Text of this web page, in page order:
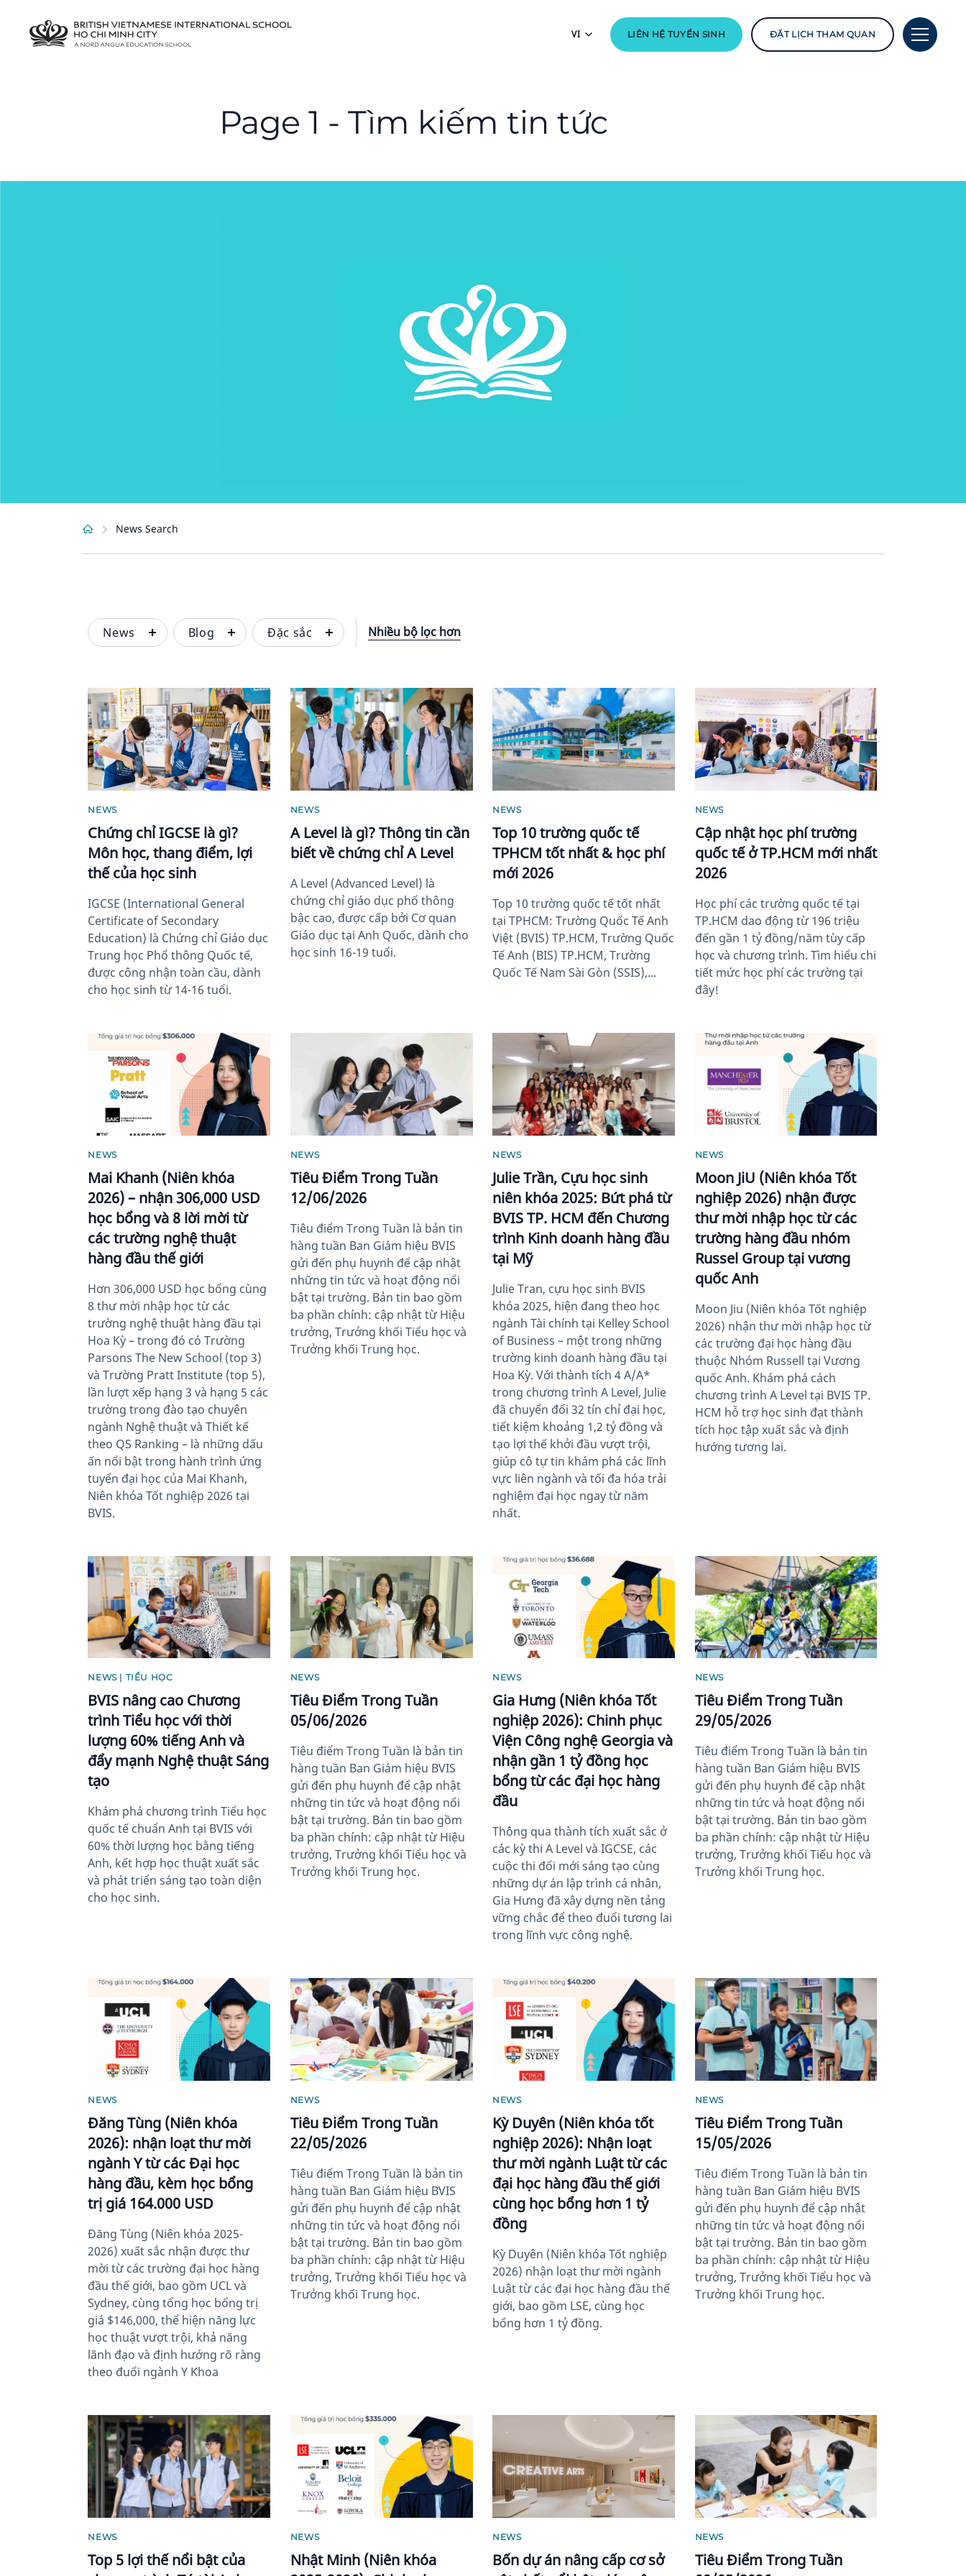
VI LIÊN HỆ TUYỂN SINH ĐẶT LỊCH THAM QUAN
Page 1 - Tìm kiếm tin tức
News Search
News Blog Đặc sắc Nhiều bộ lọc hơn
News image
NEWS
Chứng chỉ IGCSE là gì?
Môn học, thang điểm, lợi
thế của học sinh
IGCSE (International General
Certificate of Secondary
Education) là Chứng chỉ Giáo dục
Trung học Phổ thông Quốc tế,
được công nhận toàn cầu, dành
cho học sinh từ 14-16 tuổi.
News image
NEWS
A Level là gì? Thông tin cần
biết về chứng chỉ A Level
A Level (Advanced Level) là
chứng chỉ giáo dục phổ thông
bậc cao, được cấp bởi Cơ quan
Giáo dục tại Anh Quốc, dành cho
học sinh 16-19 tuổi.
News image
NEWS
Top 10 trường quốc tế
TPHCM tốt nhất & học phí
mới 2026
Top 10 trường quốc tế tốt nhất
tại TPHCM: Trường Quốc Tế Anh
Việt (BVIS) TP.HCM, Trường Quốc
Tế Anh (BIS) TP.HCM, Trường
Quốc Tế Nam Sài Gòn (SSIS),...
News image
NEWS
Cập nhật học phí trường
quốc tế ở TP.HCM mới nhất
2026
Học phí các trường quốc tế tại
TP.HCM dao động từ 196 triệu
đến gần 1 tỷ đồng/năm tùy cấp
học và chương trình. Tìm hiểu chi
tiết mức học phí các trường tại
đây!
News image
NEWS
Mai Khanh (Niên khóa
2026) – nhận 306,000 USD
học bổng và 8 lời mời từ
các trường nghệ thuật
hàng đầu thế giới
Hơn 306,000 USD học bổng cùng
8 thư mời nhập học từ các
trường nghệ thuật hàng đầu tại
Hoa Kỳ – trong đó có Trường
Parsons The New School (top 3)
và Trường Pratt Institute (top 5),
lần lượt xếp hạng 3 và hạng 5 các
trường trong đào tạo chuyên
ngành Nghệ thuật và Thiết kế
theo QS Ranking – là những dấu
ấn nổi bật trong hành trình ứng
tuyển đại học của Mai Khanh,
Niên khóa Tốt nghiệp 2026 tại
BVIS.
NEWS
Tiêu Điểm Trong Tuần
12/06/2026
Tiêu điểm Trong Tuần là bản tin
hàng tuần Ban Giám hiệu BVIS
gửi đến phụ huynh để cập nhật
những tin tức và hoạt động nổi
bật tại trường. Bản tin bao gồm
ba phần chính: cập nhật từ Hiệu
trưởng, Trưởng khối Tiểu học và
Trưởng khối Trung học.
News image
NEWS
Julie Trần, Cựu học sinh
niên khóa 2025: Bứt phá từ
BVIS TP. HCM đến Chương
trình Kinh doanh hàng đầu
tại Mỹ
Julie Tran, cựu học sinh BVIS
khóa 2025, hiện đang theo học
ngành Tài chính tại Kelley School
of Business – một trong những
trường kinh doanh hàng đầu tại
Hoa Kỳ. Với thành tích 4 A/A*
trong chương trình A Level, Julie
đã chuyển đổi 32 tín chỉ đại học,
tiết kiệm khoảng 1,2 tỷ đồng và
tạo lợi thế khởi đầu vượt trội,
giúp cô tự tin khám phá các lĩnh
vực liên ngành và tối đa hóa trải
nghiệm đại học ngay từ năm
nhất.
News image
NEWS
Moon JiU (Niên khóa Tốt
nghiệp 2026) nhận được
thư mời nhập học từ các
trường hàng đầu nhóm
Russel Group tại vương
quốc Anh
Moon Jiu (Niên khóa Tốt nghiệp
2026) nhận thư mời nhập học từ
các trường đại học hàng đầu
thuộc Nhóm Russell tại Vương
quốc Anh. Khám phá cách
chương trình A Level tại BVIS TP.
HCM hỗ trợ học sinh đạt thành
tích học tập xuất sắc và định
hướng tương lai.
News image
NEWS | TIỂU HỌC
BVIS nâng cao Chương
trình Tiểu học với thời
lượng 60% tiếng Anh và
đẩy mạnh Nghệ thuật Sáng
tạo
Khám phá chương trình Tiểu học
quốc tế chuẩn Anh tại BVIS với
60% thời lượng học bằng tiếng
Anh, kết hợp học thuật xuất sắc
và phát triển sáng tạo toàn diện
cho học sinh.
News image
NEWS
Tiêu Điểm Trong Tuần
05/06/2026
Tiêu điểm Trong Tuần là bản tin
hàng tuần Ban Giám hiệu BVIS
gửi đến phụ huynh để cập nhật
những tin tức và hoạt động nổi
bật tại trường. Bản tin bao gồm
ba phần chính: cập nhật từ Hiệu
trưởng, Trưởng khối Tiểu học và
Trưởng khối Trung học.
News image
NEWS
Gia Hưng (Niên khóa Tốt
nghiệp 2026): Chinh phục
Viện Công nghệ Georgia và
nhận gần 1 tỷ đồng học
bổng từ các đại học hàng
đầu
Thông qua thành tích xuất sắc ở
các kỳ thi A Level và IGCSE, các
cuộc thi đổi mới sáng tạo cùng
những dự án lập trình cá nhân,
Gia Hưng đã xây dựng nền tảng
vững chắc để theo đuổi tương lai
trong lĩnh vực công nghệ.
News image
NEWS
Tiêu Điểm Trong Tuần
29/05/2026
Tiêu điểm Trong Tuần là bản tin
hàng tuần Ban Giám hiệu BVIS
gửi đến phụ huynh để cập nhật
những tin tức và hoạt động nổi
bật tại trường. Bản tin bao gồm
ba phần chính: cập nhật từ Hiệu
trưởng, Trưởng khối Tiểu học và
Trưởng khối Trung học.
News image
NEWS
Đăng Tùng (Niên khóa
2026): nhận loạt thư mời
ngành Y từ các Đại học
hàng đầu, kèm học bổng
trị giá 164.000 USD
Đăng Tùng (Niên khóa 2025-
2026) xuất sắc nhận được thư
mời từ các trường đại học hàng
đầu thế giới, bao gồm UCL và
Sydney, cùng tổng học bổng trị
giá $146,000, thể hiện năng lực
học thuật vượt trội, khả năng
lãnh đạo và định hướng rõ ràng
theo đuổi ngành Y Khoa
News image
NEWS
Tiêu Điểm Trong Tuần
22/05/2026
Tiêu điểm Trong Tuần là bản tin
hàng tuần Ban Giám hiệu BVIS
gửi đến phụ huynh để cập nhật
những tin tức và hoạt động nổi
bật tại trường. Bản tin bao gồm
ba phần chính: cập nhật từ Hiệu
trưởng, Trưởng khối Tiểu học và
Trưởng khối Trung học.
News image
NEWS
Kỳ Duyên (Niên khóa tốt
nghiệp 2026): Nhận loạt
thư mời ngành Luật từ các
đại học hàng đầu thế giới
cùng học bổng hơn 1 tỷ
đồng
Kỳ Duyên (Niên khóa Tốt nghiệp
2026) nhận loạt thư mời ngành
Luật từ các đại học hàng đầu thế
giới, bao gồm LSE, cùng học
bổng hơn 1 tỷ đồng.
News image
NEWS
Tiêu Điểm Trong Tuần
15/05/2026
Tiêu điểm Trong Tuần là bản tin
hàng tuần Ban Giám hiệu BVIS
gửi đến phụ huynh để cập nhật
những tin tức và hoạt động nổi
bật tại trường. Bản tin bao gồm
ba phần chính: cập nhật từ Hiệu
trưởng, Trưởng khối Tiểu học và
Trưởng khối Trung học.
News image
NEWS
Top 5 lợi thế nổi bật của
News image
NEWS
Nhật Minh (Niên khóa
NEWS
Bốn dự án nâng cấp cơ sở
News image
NEWS
Tiêu Điểm Trong Tuần